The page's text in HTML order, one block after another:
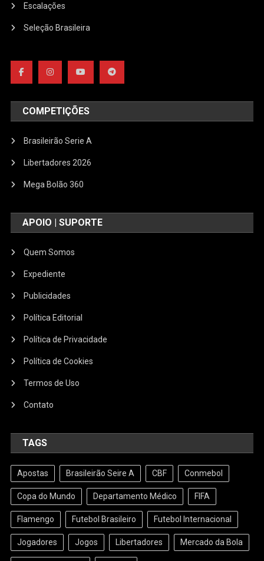
Escalações
Seleção Brasileira
COMPETIÇÕES
Brasileirão Serie A
Libertadores 2026
Mega Bolão 360
APOIO | SUPORTE
Quem Somos
Expediente
Publicidades
Política Editorial
Política de Privacidade
Política de Cookies
Termos de Uso
Contato
TAGS
Apostas Brasileirão Seire A CBF Conmebol
Copa do Mundo Departamento Médico FIFA
Flamengo Futebol Brasileiro Futebol Internacional
Jogadores Jogos Libertadores Mercado da Bola